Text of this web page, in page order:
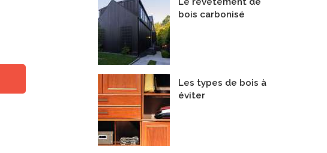
bois carbonisé
Les types de bois à
éviter